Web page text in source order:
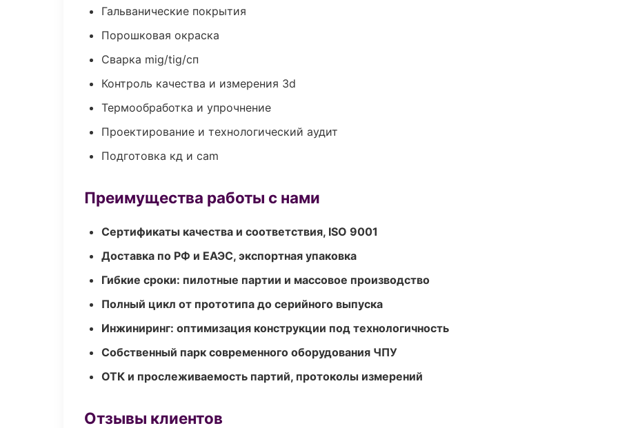
Гальванические покрытия
Порошковая окраска
Сварка mig/tig/сп
Контроль качества и измерения 3d
Термообработка и упрочнение
Проектирование и технологический аудит
Подготовка кд и cam
Преимущества работы с нами
Сертификаты качества и соответствия, ISO 9001
Доставка по РФ и ЕАЭС, экспортная упаковка
Гибкие сроки: пилотные партии и массовое производство
Полный цикл от прототипа до серийного выпуска
Инжиниринг: оптимизация конструкции под технологичность
Собственный парк современного оборудования ЧПУ
ОТК и прослеживаемость партий, протоколы измерений
Отзывы клиентов